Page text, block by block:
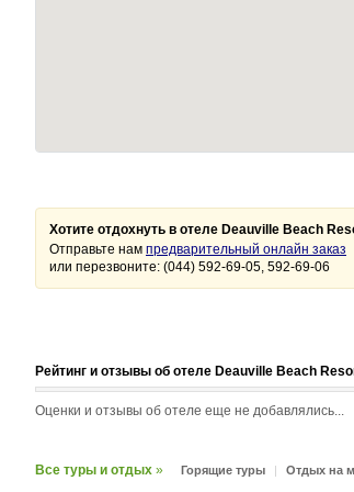
Хотите отдохнуть в отеле Deauville Beach
Отправьте нам предварительный онлайн заказ
или перезвоните: (044) 592-69-05, 592-69-06
Рейтинг и отзывы об отеле Deauville Beach
Оценки и отзывы об отеле еще не добавлялись...
Все туры и отдых » Горящие туры | Отдых на